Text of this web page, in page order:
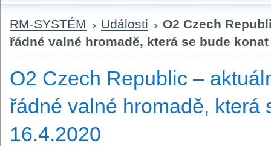
RM-SYSTÉM Události
O2 Czech
řádné valné hromadě, která se bude konat
O2 Czech Republic –
řádné valné hromadě, která
16.4.2020